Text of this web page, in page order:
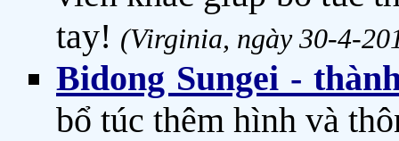
tay! (Virginia, ngày 30-4-
Bidong Sungei -
bổ túc thêm hình và